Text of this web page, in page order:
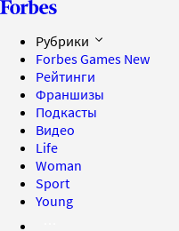
Рубрики
Forbes Games New
Рейтинги
Франшизы
Подкасты
Видео
Life
Woman
Sport
Young